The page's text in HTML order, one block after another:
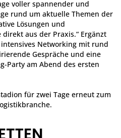
voller spannender und
rund um aktuelle Themen der
Lösungen und
aus der Praxis.“ Ergänzt
Networking mit rund
Gespräche und eine
Party am Abend des ersten
für zwei Tage erneut zum